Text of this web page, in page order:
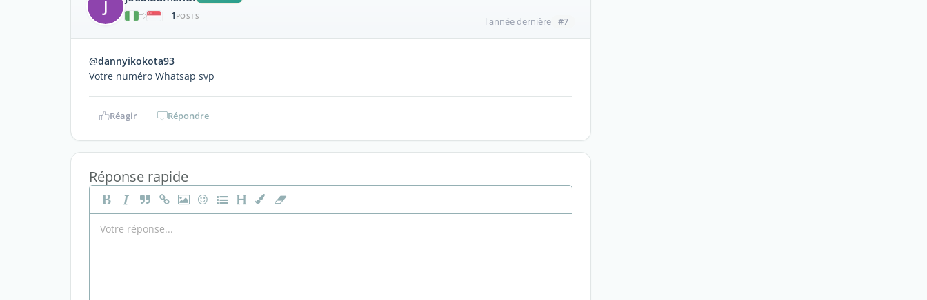
J
|
1 POSTS l'année dernière #7
@dannyikokota93
Votre numéro Whatsap svp
Réagir Répondre
Réponse rapide